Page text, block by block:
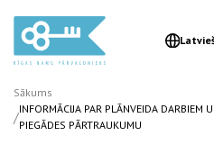
Sākums
/INFORMĀCIJA PAR PLĀNVEIDA DARBIEM
PIEGĀDES PĀRTRAUKUMU